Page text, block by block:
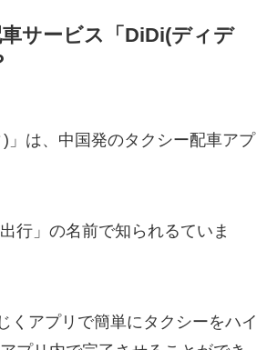
サービス「DiDi(ディデ
)」は、中国発のタクシー配車アプ
行」の名前で知られるていま
くアプリで簡単にタクシーをハイ